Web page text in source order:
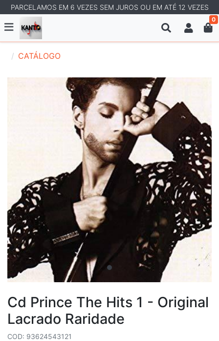
PARCELAMOS EM 6 VEZES SEM JUROS OU EM ATÉ 12 VEZES
0
CATÁLOGO
Cd Prince The Hits 1 - Original
Lacrado Raridade
COD: 93624543121